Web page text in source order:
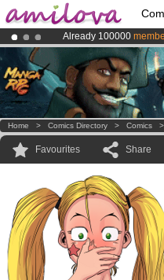
Already 100000
AmilovaKickstarter is
Premium membership
Home > Comics Directory > Comics
Favourites Share